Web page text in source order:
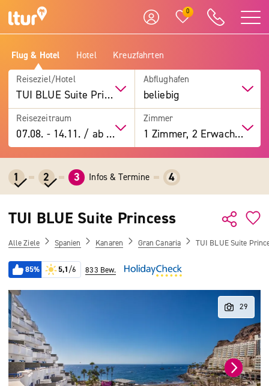
0
Flug & Hotel Hotel Kreuzfahrten
Reiseziel/Hotel
TUI BLUE Suite Princess
Abflughafen
beliebig
Reisezeitraum
07.08. -14.11. / ab 7 Tage
Zimmer
1 Zimmer, 2 Erwachsene
1 2 3 Infos & Termine 4
TUI BLUE Suite Princess
Alle Ziele Spanien Kanaren Gran Canaria TUI BLUE Suite
85% 5,1/6 833 Bew.